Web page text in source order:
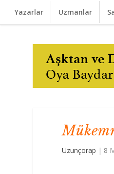
Yazarlar Uzmanlar
Uzunçorap | 8